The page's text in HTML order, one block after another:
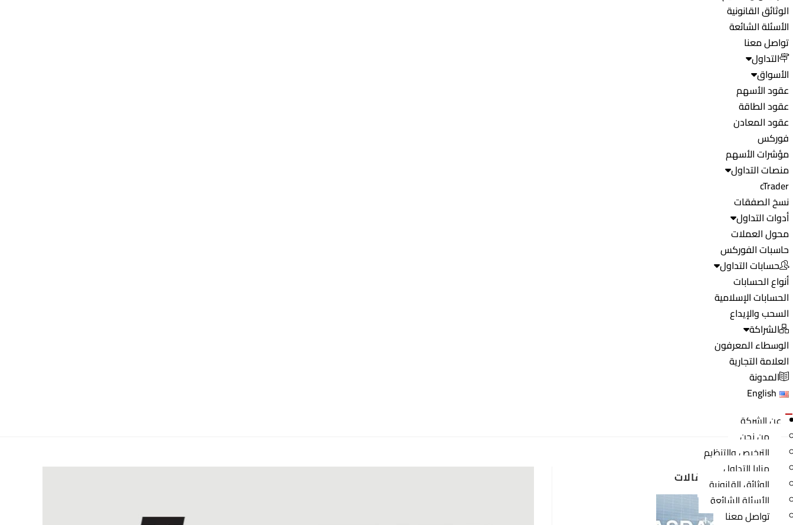
الوثائق القانونية
الأسئلة الشائعة
تواصل معنا
التداول
الأسواق
عقود الأسهم
عقود الطاقة
عقود المعادن
فوركس
مؤشرات الأسهم
منصات التداول
cTrader
نسخ الصفقات
أدوات التداول
محول العملات
حاسبات الفوركس
حسابات التداول
أنواع الحسابات
الحسابات الإسلامية
السحب والإيداع
الشراكة
الوسطاء المعرفون
العلامة التجارية
المدونة
English
عن الشركة
من نحن
الترخيص والتنظيم
مزايا التداول
الوثائق القانونية
الأسئلة الشائعة
تواصل معنا
أحدث المقالات